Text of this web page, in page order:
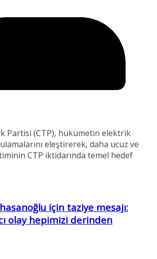
Partisi (CTP), hükümetin elektrik
eleştirerek, daha ucuz ve
CTP iktidarında temel hedef
için taziye mesajı:
olay hepimizi derinden